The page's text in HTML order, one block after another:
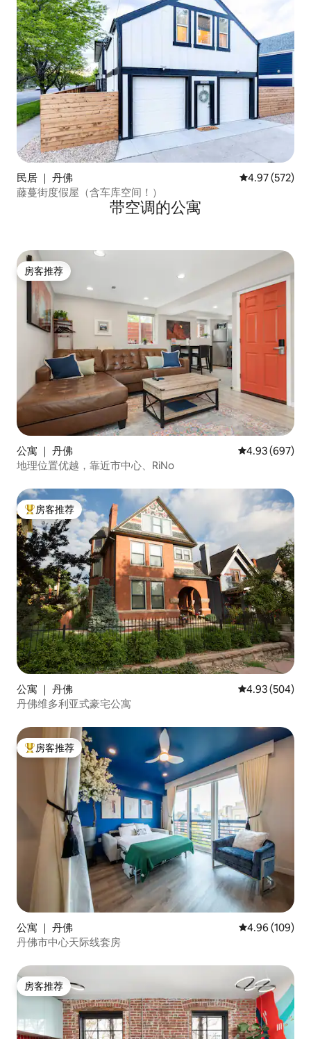
民居 ｜ 丹佛 平均评分 4.97
4.97 (572)
藤蔓街度假屋（含车库空间！）
带空调的公寓
房客推荐
房客推荐
公寓 ｜ 丹佛 平均评分 4.93
4.93 (697)
地理位置优越，靠近市中心、RiNo
热门「房客推荐」
房客推荐
公寓 ｜ 丹佛 平均评分 4.93
4.93 (504)
丹佛维多利亚式豪宅公寓
热门「房客推荐」
房客推荐
公寓 ｜ 丹佛 平均评分 4.96
4.96 (109)
丹佛市中心天际线套房
房客推荐
房客推荐